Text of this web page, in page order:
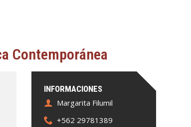
Contemporánea
INFORMACIONES
Margarita Filumil
+562 29781389